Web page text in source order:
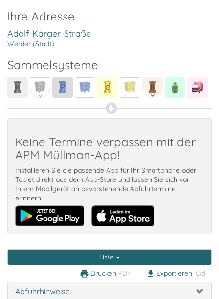
Ihre Adresse
Adolf-Kärger-Straße
Werder (Stadt)
Sammelsysteme
Keine Termine verpassen mit der
APM Müllman-App!
Installieren Sie die passende App für Ihr Smartphone oder
Tablet direkt aus dem App-Store und lassen Sie sich von
Ihrem Mobilgerät an bevorstehende Abfuhrtermine
erinnern.
Liste
print Drucken PDF download Exportieren iCal
Abfuhrhinweise